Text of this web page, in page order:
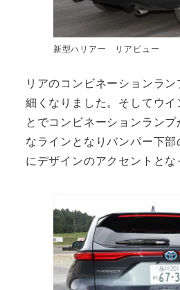
新型ハリアー リアビュー
リアのコンビネーションラ
細くなりました。そしてウ
とでコンビネーションラン
なラインとなりバンパー下
にデザインのアクセントとな